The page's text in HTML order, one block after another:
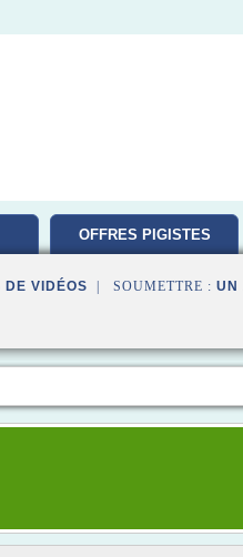
OFFRES PIGISTES
DE VIDÉOS | SOUMETTRE : UN